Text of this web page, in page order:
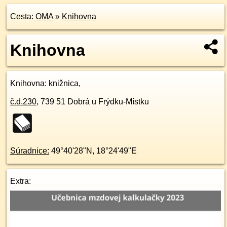
Cesta: OMA» Knihovna
Knihovna
Knihovna: knižnica,
č.d.230, 739 51 Dobrá u Frýdku-Místku
Súradnice: 49°40'28"N , 18°24'49"E
Extra: